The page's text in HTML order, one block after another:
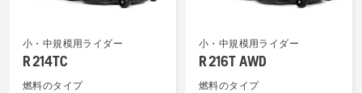
R 214TC
小・中規模用ライダー
R 214TC
燃料のタイプ
R 216T
AWD
小・中規模用ライダー
R 216T AWD
燃料のタイプ